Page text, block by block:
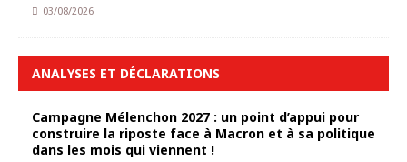
03/08/2026
ANALYSES ET DÉCLARATIONS
Campagne Mélenchon 2027 : un point d’appui pour
construire la riposte face à Macron et à sa politique
dans les mois qui viennent !